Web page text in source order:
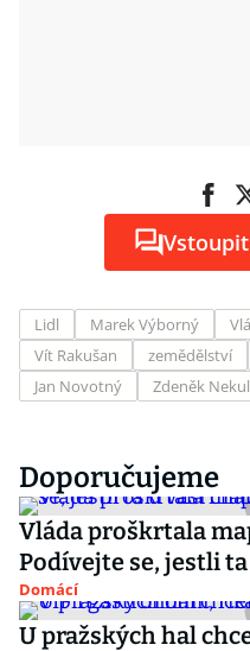
Lidl Marek Výborný
Vít Rakušan
zemědělství
Jan Novotný
Zdeněk
Doporučujeme
Vláda proškrtala
Podívejte se, jestli
Domácí
U pražských hal